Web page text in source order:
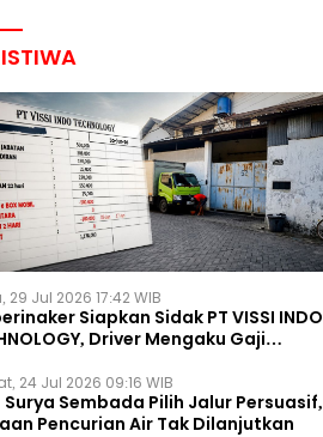
29 Jul 2026 17:42 WIB
Siapkan Sidak PT VISSI INDO
Driver Mengaku Gaji
24 Jul 2026 09:16 WIB
Surya Sembada Pilih Jalur Persuasif,
Pencurian Air Tak Dilanjutkan